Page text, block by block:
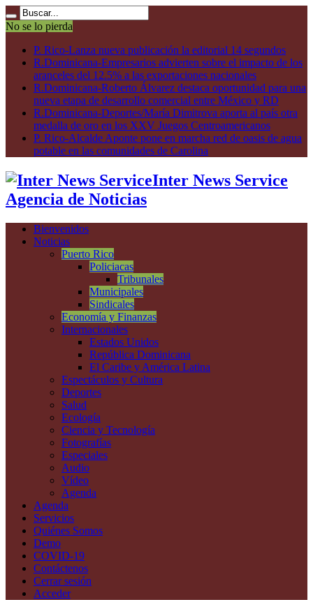
No se lo pierda
P. Rico-Lanza nueva publicación la editorial 14 segundos
R.Dominicana-Empresarios advierten sobre el impacto de los
aranceles del 12.5% a las exportaciones nacionales
R.Dominicana-Roberto Álvarez destaca oportunidad para una
nueva etapa de desarrollo comercial entre México y RD
R.Dominicana-Deportes/María Dimitrova aporta al país otra
medalla de oro en los XXV Juegos Centroamericanos
P. Rico-Alcalde Aponte pone en marcha red de oasis de agua
potable en las comunidades de Carolina
Inter News Service
Agencia de Noticias
Bienvenidos
Noticias
Puerto Rico
Policiacas
Tribunales
Municipales
Sindicales
Economía y Finanzas
Internacionales
Estados Unidos
República Dominicana
El Caribe y América Latina
Espectáculos y Cultura
Deportes
Salud
Ecología
Ciencia y Tecnología
Fotografías
Especiales
Audio
Vídeo
Agenda
Agenda
Servicios
Quiénes Somos
Demo
COVID-19
Contáctenos
Cerrar sesión
Acceder